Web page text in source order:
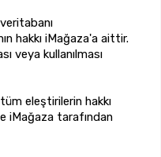
hakkı iMağaza'a aittir.
veya kullanılması
eleştirilerin hakkı
iMağaza tarafından